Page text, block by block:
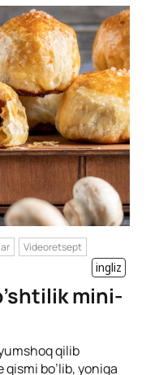
Videoretsept
ingliz
mini-
qilib
bo’lib, yoniga